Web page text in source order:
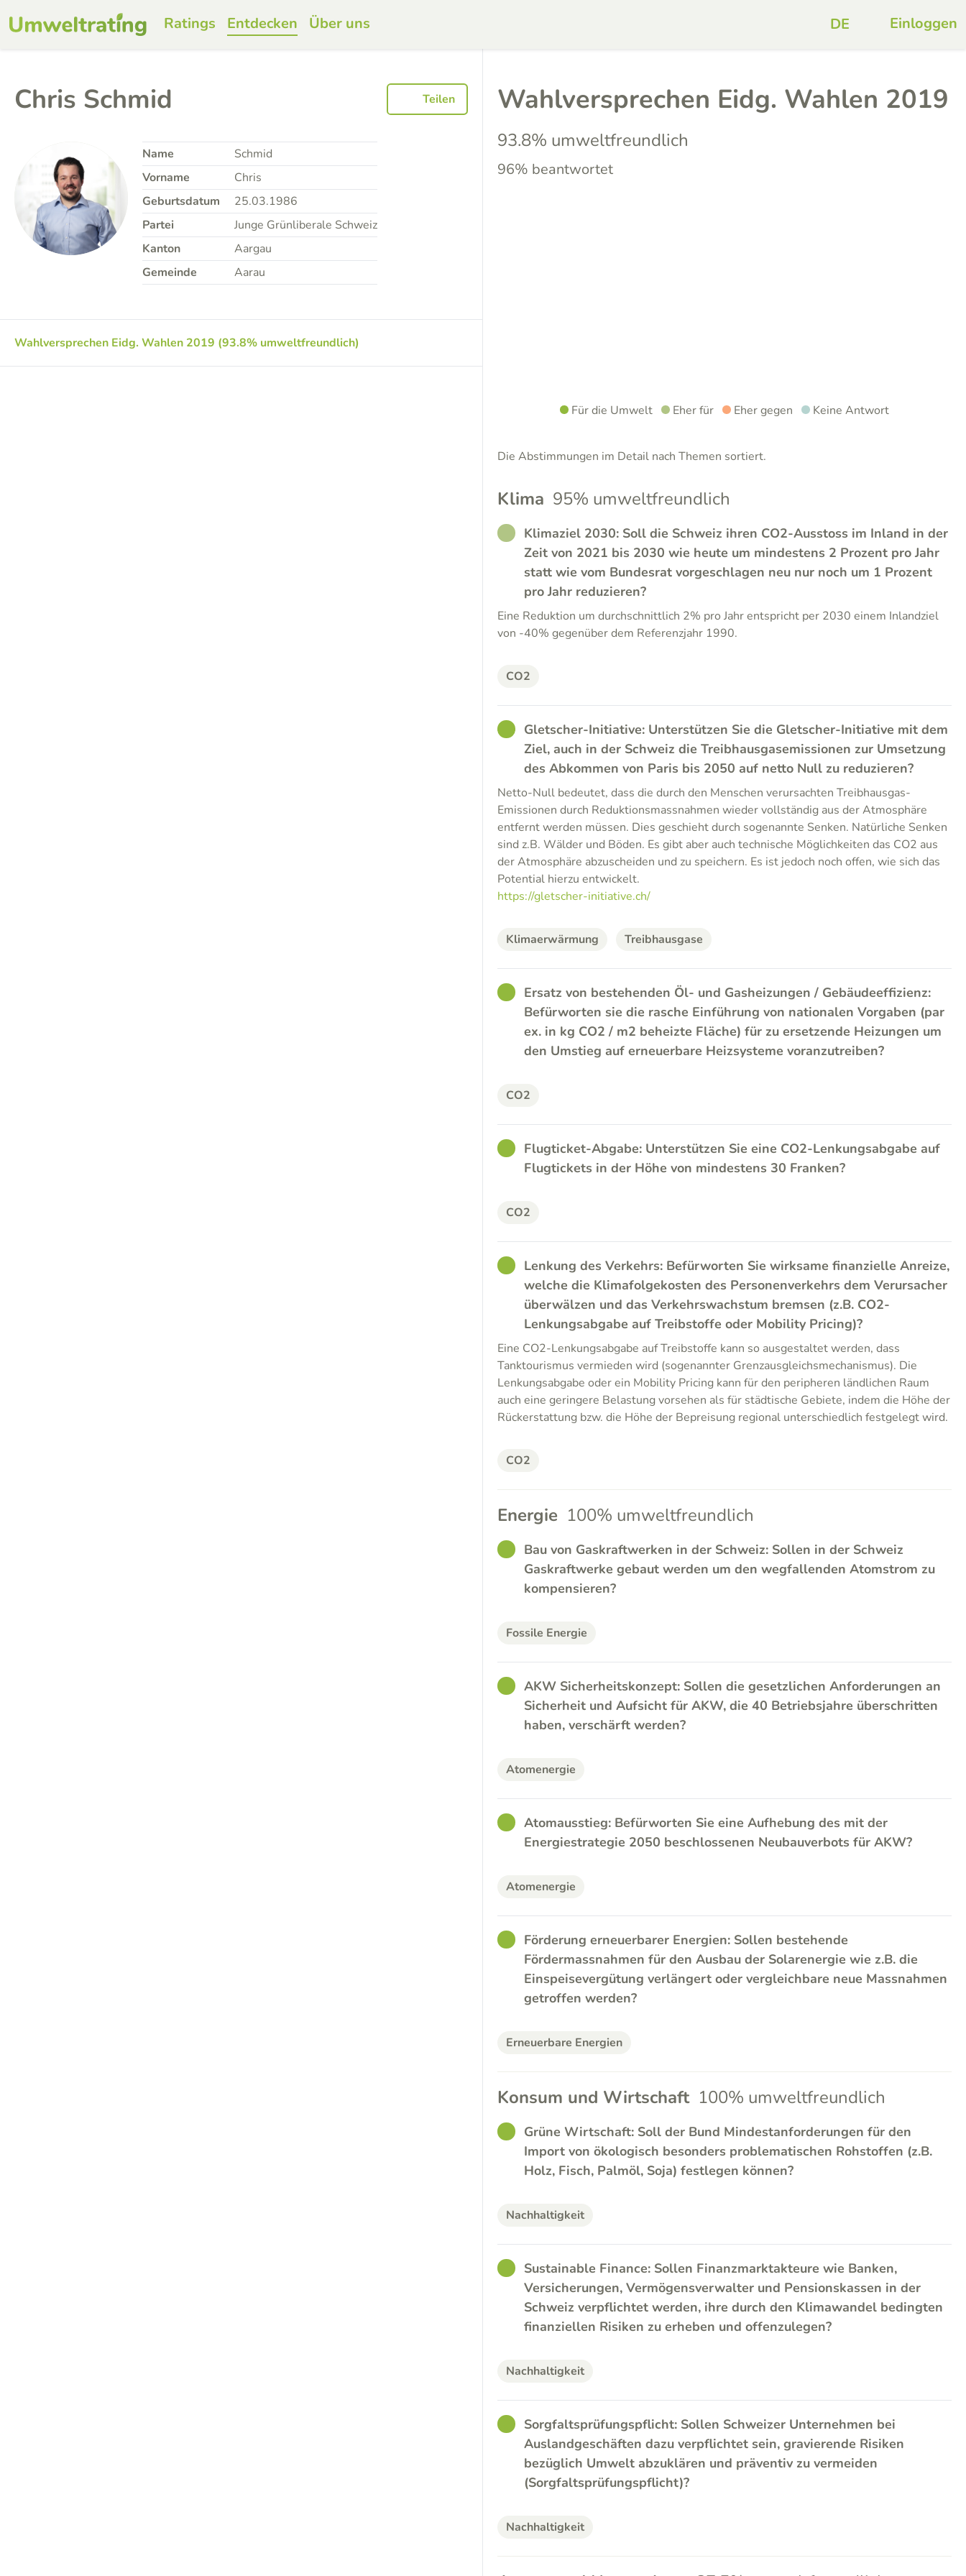
Ratings Entdecken Über uns Einloggen
Chris Schmid Teilen
Name
Schmid
Vorname
Chris
Geburtsdatum
25.03.1986
Partei
Junge Grünliberale Schweiz
Kanton
Aargau
Gemeinde
Aarau
Wahlversprechen Eidg. Wahlen 2019 (93.8% umweltfreundlich)
Wahlversprechen Eidg. Wahlen 2019
93.8% umweltfreundlich
96% beantwortet
Für die Umwelt Eher für Eher gegen Keine Antwort
Die Abstimmungen im Detail nach Themen sortiert.
Klima 95% umweltfreundlich
RATHER_GOOD
Klimaziel 2030: Soll die Schweiz ihren CO2-Ausstoss im Inland in der
Zeit von 2021 bis 2030 wie heute um mindestens 2 Prozent pro Jahr
statt wie vom Bundesrat vorgeschlagen neu nur noch um 1 Prozent
pro Jahr reduzieren?
Eine Reduktion um durchschnittlich 2% pro Jahr entspricht per 2030 einem Inlandziel
von -40% gegenüber dem Referenzjahr 1990.
CO2
GOODGletscher-Initiative: Unterstützen Sie die Gletscher-Initiative mit dem
Ziel, auch in der Schweiz die Treibhausgasemissionen zur Umsetzung
des Abkommen von Paris bis 2050 auf netto Null zu reduzieren?
Netto-Null bedeutet, dass die durch den Menschen verursachten Treibhausgas-
Emissionen durch Reduktionsmassnahmen wieder vollständig aus der Atmosphäre
entfernt werden müssen. Dies geschieht durch sogenannte Senken. Natürliche Senken
sind z.B. Wälder und Böden. Es gibt aber auch technische Möglichkeiten das CO2 aus
der Atmosphäre abzuscheiden und zu speichern. Es ist jedoch noch offen, wie sich das
Potential hierzu entwickelt.
https://gletscher-initiative.ch/
Klimaerwärmung Treibhausgase
GOODErsatz von bestehenden Öl- und Gasheizungen / Gebäudeeffizienz:
Befürworten sie die rasche Einführung von nationalen Vorgaben (par
ex. in kg CO2 / m2 beheizte Fläche) für zu ersetzende Heizungen um
den Umstieg auf erneuerbare Heizsysteme voranzutreiben?
CO2
GOODFlugticket-Abgabe: Unterstützen Sie eine CO2-Lenkungsabgabe auf
Flugtickets in der Höhe von mindestens 30 Franken?
CO2
GOODLenkung des Verkehrs: Befürworten Sie wirksame finanzielle Anreize,
welche die Klimafolgekosten des Personenverkehrs dem Verursacher
überwälzen und das Verkehrswachstum bremsen (z.B. CO2-
Lenkungsabgabe auf Treibstoffe oder Mobility Pricing)?
Eine CO2-Lenkungsabgabe auf Treibstoffe kann so ausgestaltet werden, dass
Tanktourismus vermieden wird (sogenannter Grenzausgleichsmechanismus). Die
Lenkungsabgabe oder ein Mobility Pricing kann für den peripheren ländlichen Raum
auch eine geringere Belastung vorsehen als für städtische Gebiete, indem die Höhe der
Rückerstattung bzw. die Höhe der Bepreisung regional unterschiedlich festgelegt wird.
CO2
Energie 100% umweltfreundlich
GOODBau von Gaskraftwerken in der Schweiz: Sollen in der Schweiz
Gaskraftwerke gebaut werden um den wegfallenden Atomstrom zu
kompensieren?
Fossile Energie
GOODAKW Sicherheitskonzept: Sollen die gesetzlichen Anforderungen an
Sicherheit und Aufsicht für AKW, die 40 Betriebsjahre überschritten
haben, verschärft werden?
Atomenergie
GOODAtomausstieg: Befürworten Sie eine Aufhebung des mit der
Energiestrategie 2050 beschlossenen Neubauverbots für AKW?
Atomenergie
GOODFörderung erneuerbarer Energien: Sollen bestehende
Fördermassnahmen für den Ausbau der Solarenergie wie z.B. die
Einspeisevergütung verlängert oder vergleichbare neue Massnahmen
getroffen werden?
Erneuerbare Energien
Konsum und Wirtschaft 100% umweltfreundlich
GOODGrüne Wirtschaft: Soll der Bund Mindestanforderungen für den
Import von ökologisch besonders problematischen Rohstoffen (z.B.
Holz, Fisch, Palmöl, Soja) festlegen können?
Nachhaltigkeit
GOODSustainable Finance: Sollen Finanzmarktakteure wie Banken,
Versicherungen, Vermögensverwalter und Pensionskassen in der
Schweiz verpflichtet werden, ihre durch den Klimawandel bedingten
finanziellen Risiken zu erheben und offenzulegen?
Nachhaltigkeit
GOODSorgfaltsprüfungspflicht: Sollen Schweizer Unternehmen bei
Auslandgeschäften dazu verpflichtet sein, gravierende Risiken
bezüglich Umwelt abzuklären und präventiv zu vermeiden
(Sorgfaltsprüfungspflicht)?
Nachhaltigkeit